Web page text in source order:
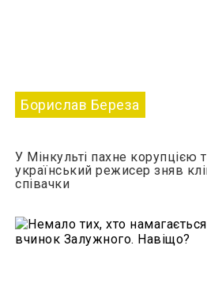
Борислав Береза
У Мінкульті пахне корупцією
український режисер зняв
співачки